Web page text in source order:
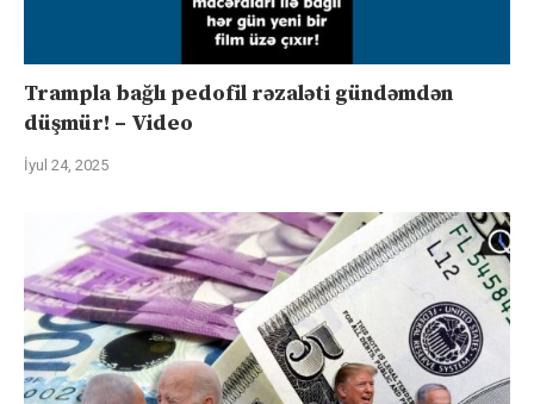
Trampla bağlı pedofil rəzaləti gündəmdən
düşmür! – Video
İyul 24, 2025